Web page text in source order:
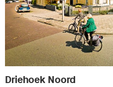
Driehoek Noord